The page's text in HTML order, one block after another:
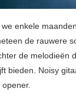
we enkele
de rauwere
de melodieën
bieden. Noisy